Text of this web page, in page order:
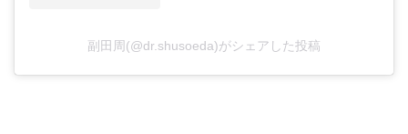
副田周(@dr.shusoeda)がシェアした投稿